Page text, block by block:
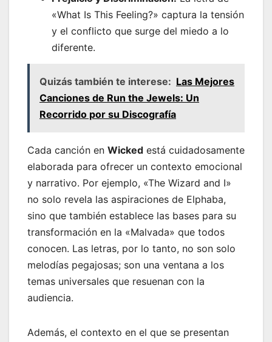
«What Is This Feeling?» captura la tensión
y el conflicto que surge del miedo a lo
diferente.
Quizás también te interese: Las Mejores
Canciones de Run the Jewels: Un
Recorrido por su Discografía
Cada canción en Wicked está cuidadosamente
elaborada para ofrecer un contexto emocional
y narrativo. Por ejemplo, «The Wizard and I»
no solo revela las aspiraciones de Elphaba,
sino que también establece las bases para su
transformación en la «Malvada» que todos
conocen. Las letras, por lo tanto, no son solo
melodías pegajosas; son una ventana a los
temas universales que resuenan con la
audiencia.
Además, el contexto en el que se presentan